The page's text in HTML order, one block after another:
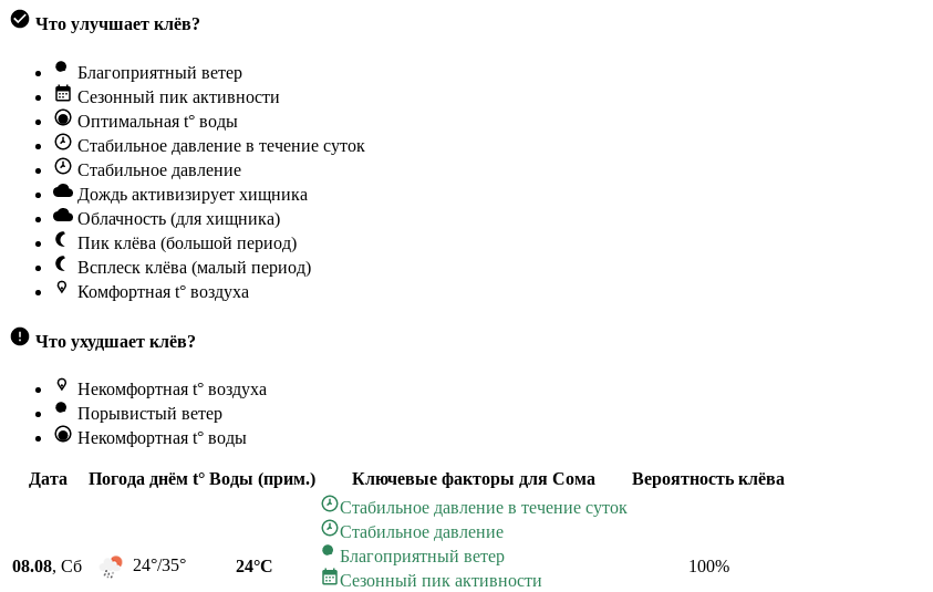
Что улучшает клёв?
Благоприятный ветер
Сезонный пик активности
Оптимальная t° воды
Стабильное давление в течение суток
Стабильное давление
Дождь активизирует хищника
Облачность (для хищника)
Пик клёва (большой период)
Всплеск клёва (малый период)
Комфортная t° воздуха
Что ухудшает клёв?
Некомфортная t° воздуха
Порывистый ветер
Некомфортная t° воды
Дата Погода днём t° Воды (прим.) Ключевые факторы для Сома Вероятность клёва
08.08, Сб 24°/35° 24°C
Стабильное давление в течение суток
Стабильное давление
Благоприятный ветер
Сезонный пик активности
100%